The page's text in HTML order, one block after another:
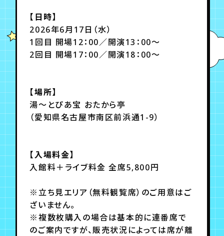
【日時】
2026年6月17日（水）
1回目 開場12：00／開演13：00～
2回目 開場17：00／開演18：00～
【場所】
湯～とぴあ宝 おたから亭
（愛知県名古屋市南区前浜通1-9）
【入場料金】
入館料＋ライブ料金 全席5,800円
※立ち見エリア（無料観覧席）のご用意はご
ざいません。
※複数枚購入の場合は基本的に連番席で
のご案内ですが、販売状況によっては席が離